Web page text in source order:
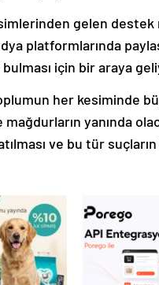
gelen destek
platformlarında
için bir araya
her kesiminde
mağdurların yanında
ve bu tür